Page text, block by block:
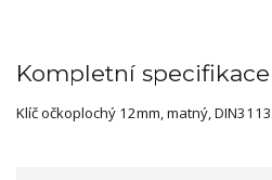
Kompletní specifikace
Klíč očkoplochý 12mm, matný,